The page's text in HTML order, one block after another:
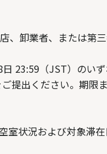
卸業者、または第
23:59（JST）のい
提出ください。期
状況および対象滞